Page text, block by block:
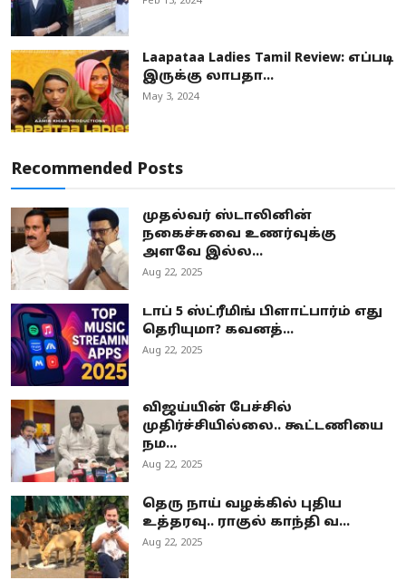
Laapataa Ladies Tamil Review: எப்படி
இருக்கு லாபதா...
May 3, 2024
Recommended Posts
முதல்வர் ஸ்டாலினின்
நகைச்சுவை உணர்வுக்கு
அளவே இல்ல...
Aug 22, 2025
டாப் 5 ஸ்ட்ரீமிங் பிளாட்பார்ம் எது
தெரியுமா? கவனத்...
Aug 22, 2025
விஜய்யின் பேச்சில்
முதிர்ச்சியில்லை.. கூட்டணியை
நம...
Aug 22, 2025
தெரு நாய் வழக்கில் புதிய
உத்தரவு.. ராகுல் காந்தி வ...
Aug 22, 2025